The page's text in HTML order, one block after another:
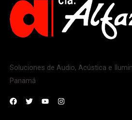
Soluciones de Audio, Acústica e
Panamá